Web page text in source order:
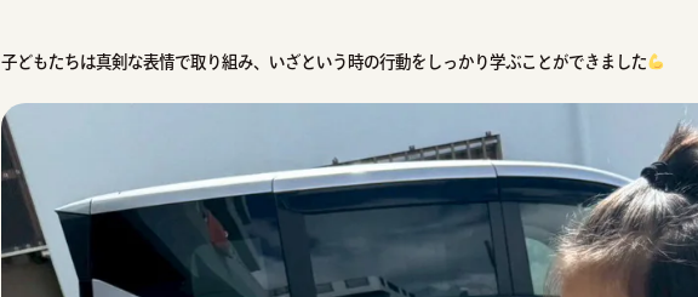
子どもたちは真剣な表情で取り組み、いざという時の行動をしっかり学ぶことができました